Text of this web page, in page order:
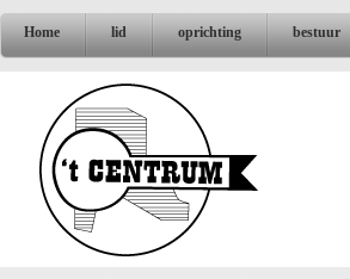
Home lid oprichting bestuur